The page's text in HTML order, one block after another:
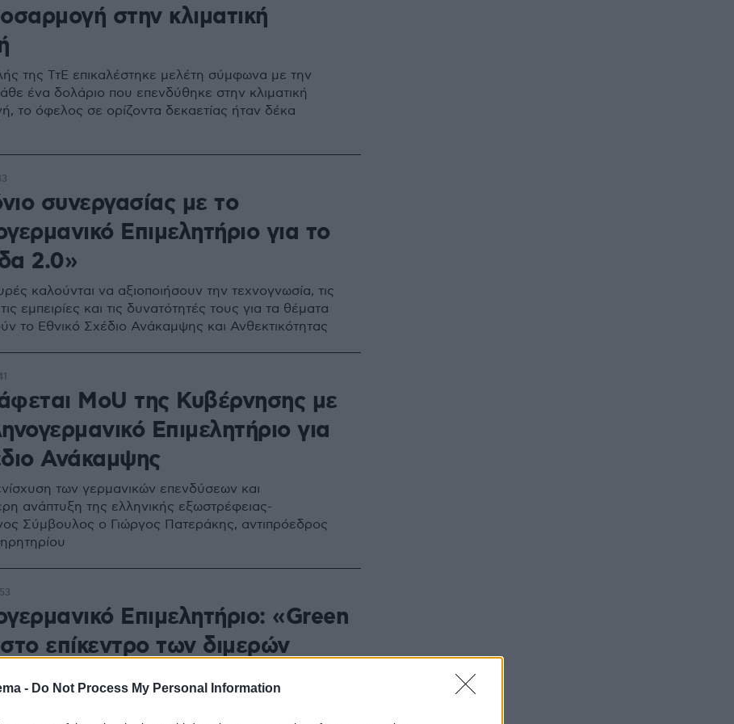
- Do Not Process My Personal Information
στην κλιματική
της ΤτΕ επικαλέστηκε μελέτη σύμφωνα με την
ένα δολάριο που επενδύθηκε στην κλιματική
το όφελος σε ορίζοντα δεκαετίας ήταν δέκα
συνεργασίας με το
Επιμελητήριο για το
2.0»
καλούνται να αξιοποιήσουν την τεχνογνωσία, τις
εμπειρίες και τις δυνατότητές τους για τα θέματα
το Εθνικό Σχέδιο Ανάκαμψης και Ανθεκτικότητας
MoU της Κυβέρνησης με
Επιμελητήριο για
Ανάκαμψης
των γερμανικών επενδύσεων και
ανάπτυξη της ελληνικής εξωστρέφειας-
Σύμβουλος ο Γιώργος Πατεράκης, αντιπρόεδρος
Επιμελητήριο: «Green
επίκεντρο των διμερών